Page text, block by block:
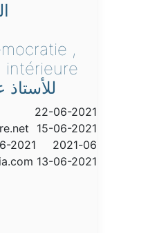
,
intérieure
22-06-2021
2021
13-06-2021